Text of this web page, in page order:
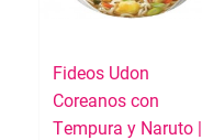
Fideos Udon
Coreanos con
Tempura y Naruto |